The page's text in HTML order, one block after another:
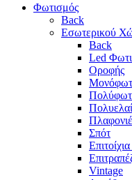
Φωτισμός
Back
Εσωτερικού
Back
Led
Οροφής
Σπότ
Vintage